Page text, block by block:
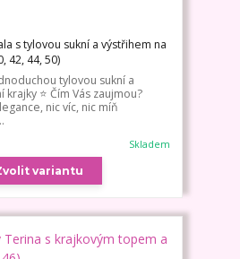
s tylovou sukní a výstřihem na
42, 44, 50)
tylovou sukní a
⭐ Čím Vás zaujmou?
nic víc, nic míň
Skladem
variantu